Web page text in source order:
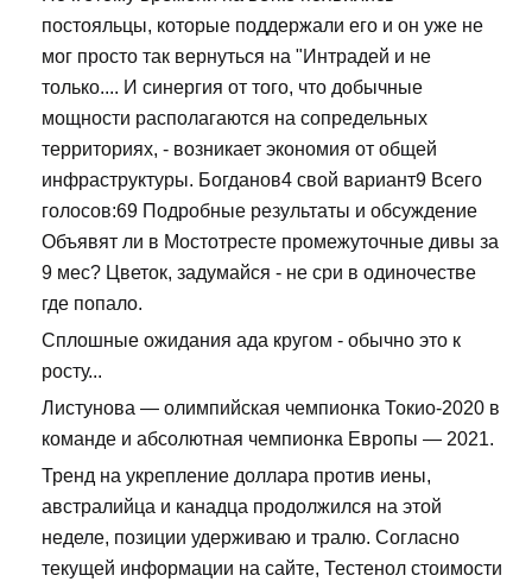
постояльцы, которые поддержали его и он уже не
мог просто так вернуться на "Интрадей и не
только.... И синергия от того, что добычные
мощности располагаются на сопредельных
территориях, - возникает экономия от общей
инфраструктуры. Богданов4 свой вариант9 Всего
голосов:69 Подробные результаты и обсуждение
Объявят ли в Мостотресте промежуточные дивы за
9 мес? Цветок, задумайся - не сри в одиночестве
где попало.
Сплошные ожидания ада кругом - обычно это к
росту...
Листунова — олимпийская чемпионка Токио-2020 в
команде и абсолютная чемпионка Европы — 2021.
Тренд на укрепление доллара против иены,
австралийца и канадца продолжился на этой
неделе, позиции удерживаю и тралю. Согласно
текущей информации на сайте, Тестенол стоимости